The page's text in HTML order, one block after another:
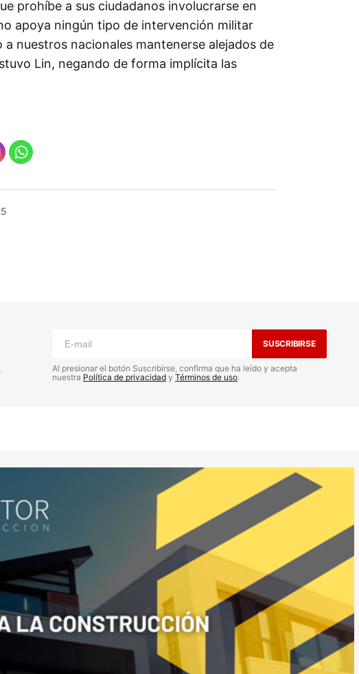
prohíbe a sus ciudadanos involucrarse en
apoya ningún tipo de intervención militar
a nuestros nacionales mantenerse alejados de
Lin, negando de forma implícita las
SUSCRIBIRSE
Al presionar el botón Suscribirse, confirma que ha leído y acepta
nuestra Política de privacidad y Términos de uso.